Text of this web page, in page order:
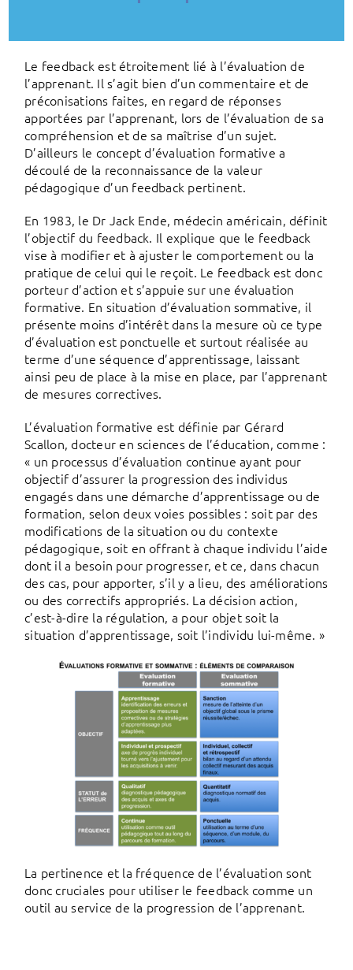
Le feedback est étroitement lié à l’évaluation de
l’apprenant. Il s’agit bien d’un commentaire et de
préconisations faites, en regard de réponses
apportées par l’apprenant, lors de l’évaluation de sa
compréhension et de sa maîtrise d’un sujet.
D’ailleurs le concept d’évaluation formative a
découlé de la reconnaissance de la valeur
pédagogique d’un feedback pertinent.
En 1983, le Dr Jack Ende, médecin américain, définit
l’objectif du feedback. Il explique que le feedback
vise à modifier et à ajuster le comportement ou la
pratique de celui qui le reçoit. Le feedback est donc
porteur d’action et s’appuie sur une évaluation
formative. En situation d’évaluation sommative, il
présente moins d’intérêt dans la mesure où ce type
d’évaluation est ponctuelle et surtout réalisée au
terme d’une séquence d’apprentissage, laissant
ainsi peu de place à la mise en place, par l’apprenant
de mesures correctives.
L’évaluation formative est définie par Gérard
Scallon, docteur en sciences de l’éducation, comme :
« un processus d’évaluation continue ayant pour
objectif d’assurer la progression des individus
engagés dans une démarche d’apprentissage ou de
formation, selon deux voies possibles : soit par des
modifications de la situation ou du contexte
pédagogique, soit en offrant à chaque individu l’aide
dont il a besoin pour progresser, et ce, dans chacun
des cas, pour apporter, s’il y a lieu, des améliorations
ou des correctifs appropriés. La décision action,
c’est-à-dire la régulation, a pour objet soit la
situation d’apprentissage, soit l’individu lui-même. »
La pertinence et la fréquence de l’évaluation sont
donc cruciales pour utiliser le feedback comme un
outil au service de la progression de l’apprenant.